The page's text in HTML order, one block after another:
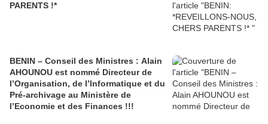
PARENTS !*
BENIN – Conseil des Ministres : Alain
AHOUNOU est nommé Directeur de
l’Organisation, de l’Informatique et du
Pré-archivage au Ministère de
l’Economie et des Finances !!!